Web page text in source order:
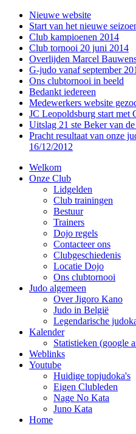
Nieuwe website
Start van het nieuwe
Club kampioenen 2014
Club tornooi 20 juni 2014
Overlijden Marcel
G-judo vanaf september
Ons clubtornooi in beeld
Bedankt iedereen
Medewerkers website
JC Leopoldsburg start met
Uitslag 21 ste Beker van
Pracht resultaat van onze
16/12/2012
Welkom
Onze Club
Lidgelden
Club trainingen
Bestuur
Trainers
Dojo regels
Contacteer ons
Clubgeschiedenis
Locatie Dojo
Ons clubtornooi
Judo algemeen
Over Jigoro Kano
Judo in België
Legendarische
Kalender
Statistieken (google
Weblinks
Youtube
Huidige topjudoka's
Eigen Clubleden
Nage No Kata
Juno Kata
Home